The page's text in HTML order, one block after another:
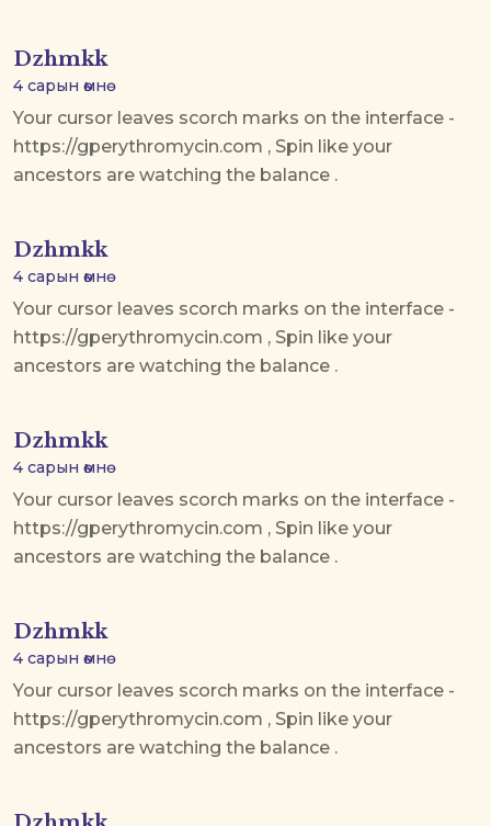
Dzhmkk
4 сарын өмнө
Your cursor leaves scorch marks on the interface -
https://gperythromycin.com , Spin like your
ancestors are watching the balance .
Dzhmkk
4 сарын өмнө
Your cursor leaves scorch marks on the interface -
https://gperythromycin.com , Spin like your
ancestors are watching the balance .
Dzhmkk
4 сарын өмнө
Your cursor leaves scorch marks on the interface -
https://gperythromycin.com , Spin like your
ancestors are watching the balance .
Dzhmkk
4 сарын өмнө
Your cursor leaves scorch marks on the interface -
https://gperythromycin.com , Spin like your
ancestors are watching the balance .